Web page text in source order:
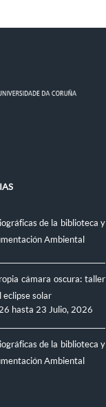
de la biblioteca y
Ambiental
cámara oscura: taller
eclipse solar
hasta 23 Julio, 2026
de la biblioteca y
Ambiental